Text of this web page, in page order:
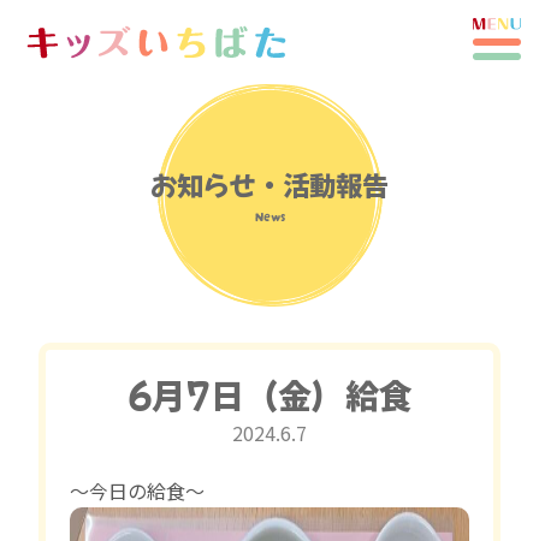
お知らせ・活動報告
News
6月7日（金）給食
2024.6.7
〜今日の給食〜